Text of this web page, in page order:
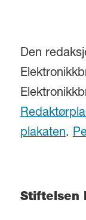
Den
plakaten.
Stiftelsen